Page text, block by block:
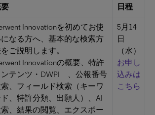
日程
Innovationを初めてお使
なる方へ、基本的な検索方
ご説明します。
Innovationの概要、特許
ンテンツ・DWPI 、公報番号
、フィールド検索（キーワ
、特許分類、出願人）、AI
、結果の閲覧、エクスポー
5月14
日
（水）
お申し
込みは
こちら